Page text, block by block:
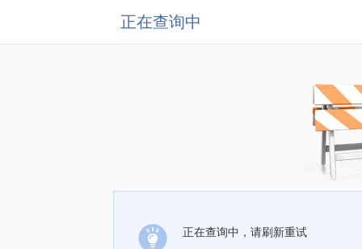
正在查询中
正在查询中，请刷新重试